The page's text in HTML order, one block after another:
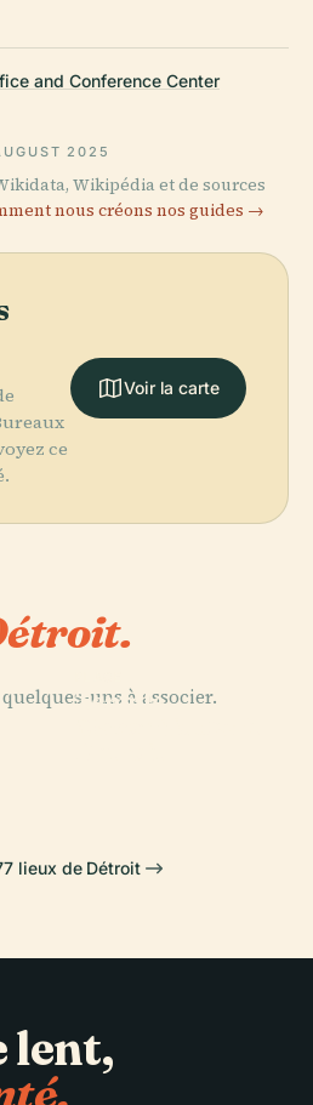
and Conference Center
2025
Wikipédia et de sources
nous créons nos guides →
ce
Voir la carte
uns à associer.
PLACE
Temple
lieux de Détroit
lent,